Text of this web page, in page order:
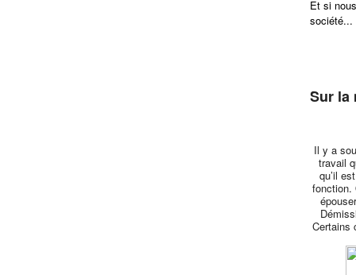
Et si
société...
Sur la
Il y a
travail
qu’il
fonction.
Certains